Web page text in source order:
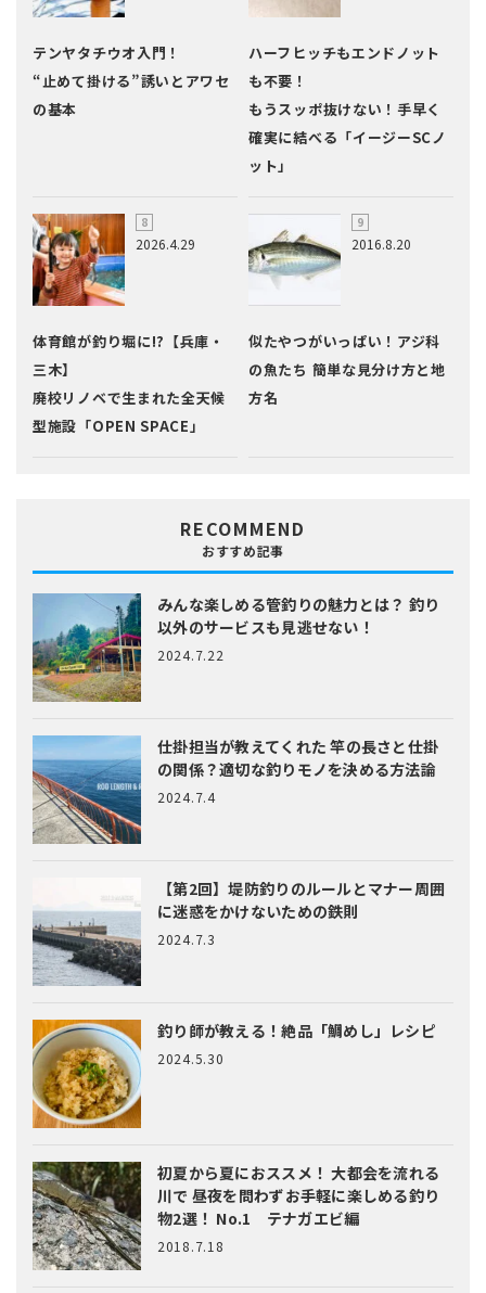
テンヤタチウオ入門！
“止めて掛ける”誘いとアワセ
の基本
ハーフヒッチもエンドノット
も不要！
もうスッポ抜けない！手早く
確実に結べる「イージーSCノ
ット」
2026.4.29
体育館が釣り堀に!?【兵庫・
三木】
廃校リノベで生まれた全天候
型施設「OPEN SPACE」
2016.8.20
似たやつがいっぱい！アジ科
の魚たち 簡単な見分け方と地
方名
RECOMMEND
おすすめ記事
みんな楽しめる管釣りの魅力とは？ 釣り
以外のサービスも見逃せない！
2024.7.22
仕掛担当が教えてくれた竿の長さと仕掛
の関係？適切な釣りモノを決める方法論
2024.7.4
【第2回】堤防釣りのルールとマナー周囲
に迷惑をかけないための鉄則
2024.7.3
釣り師が教える！絶品「鯛めし」レシピ
2024.5.30
初夏から夏におススメ！ 大都会を流れる
川で 昼夜を問わずお手軽に楽しめる釣り
物2選！ No.1 テナガエビ編
2018.7.18